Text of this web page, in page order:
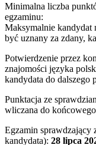
Minimalna liczba
egzaminu:
Maksymalnie kandydat
być uznany za zdany,
Potwierdzenie przez
znajomości języka
kandydata do dalszego
Punktacja ze
wliczana do
Egzamin sprawdzający
kandydata): 28 lipca